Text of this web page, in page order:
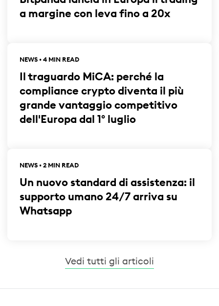
a margine con leva fino a 20x
NEWS • 4 MIN READ
Il traguardo MiCA: perché la
compliance crypto diventa il più
grande vantaggio competitivo
dell'Europa dal 1° luglio
NEWS • 2 MIN READ
Un nuovo standard di assistenza: il
supporto umano 24/7 arriva su
Whatsapp
Vedi tutti gli articoli